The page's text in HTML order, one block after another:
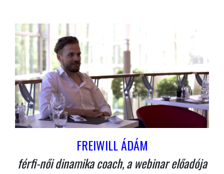
FREIWILL ÁDÁM
férfi-női dinamika coach, a webinar előadója